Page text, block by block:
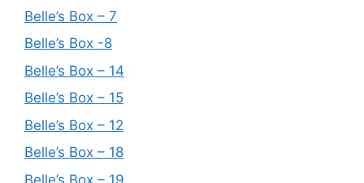
Belle’s Box – 7
Belle’s Box -8
Belle’s Box – 14
Belle’s Box – 15
Belle’s Box – 12
Belle’s Box – 18
Belle’s Box – 19